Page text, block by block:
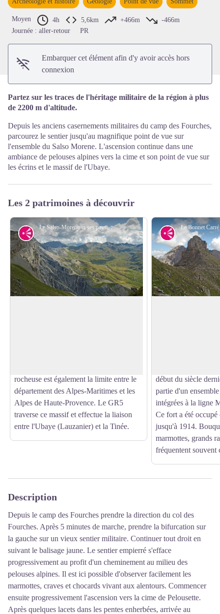
Voir l'image en plein écran
Moyen 4h 5,6km +466m
-466m
Journée : aller-retour
PR
Embarquer cet élément afin d'y avoir accès hors
connexion
Partez sur les traces de l'héritage militaire de la région à plus
de 2200 m d'altitude.
Depuis les anciens casernements militaires du camp des Fourches,
parcourez le sentier jusqu'au magnifique point de vue sur
l'ensemble du Salso Morene. L'ascension continue dans une
ambiance de pelouses alpines vers la cime et son point de vue sur
les écrins et le massif de l'Ubaye.
Les 2 patrimoines à découvrir
Le Salso-Moreno et ses paysages désertiques en été, roubines et érosion. - François BRETON
Point de vue
rocheuse est également la limite entre le
département des Alpes-Maritimes et les
Alpes de Haute-Provence. Le GR5
traverse ce massif et effectue la liaison
entre l'Ubaye (Lauzanier) et la Tinée.
Point de vue
début du siècle
partie d'un
intégrées à la ligne
Ce fort a été occupé
jusqu'à 1914.
marmottes, grands
fréquentent souvent
Description
Depuis le camp des Fourches prendre la direction du col des
Fourches. Après 5 minutes de marche, prendre la bifurcation sur
la gauche sur un vieux sentier militaire. Continuer tout droit en
suivant le balisage jaune. Le sentier empierré s'efface
progressivement au profit d'un cheminement au milieu des
pelouses alpines. Il est ici possible d'observer facilement les
marmottes, craves et chocards vivant aux alentours. Commencer
ensuite progressivement l'ascension vers la cime de Pelousette.
Après quelques lacets dans les pentes enherbées, arrivée au